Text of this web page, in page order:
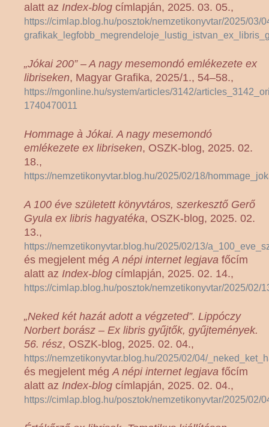
alatt az Index-blog címlapján, 2025. 03. 05.,
https://cimlap.blog.hu/posztok/nemzetikonyvtar/2025/03/
„Jókai 200” – A nagy mesemondó emlékezete ex
libriseken, Magyar Grafika, 2025/1., 54–58.,
https://mgonline.hu/system/articles/3142/
1740470011
Hommage à Jókai. A nagy mesemondó
emlékezete ex libriseken, OSZK-blog, 2025. 02.
18.,
https://nemzetikonyvtar.blog.hu/2025/02/18/
A 100 éve született könyvtáros, szerkesztő Gerő
Gyula ex libris hagyatéka, OSZK-blog, 2025. 02.
13.,
https://nemzetikonyvtar.blog.hu/2025/02/13/
és megjelent még A népi internet legjava főcím
alatt az Index-blog címlapján, 2025. 02. 14.,
https://cimlap.blog.hu/posztok/nemzetikonyvtar/2025/
„Neked két hazát adott a végzeted”. Lippóczy
Norbert borász – Ex libris gyűjtők, gyűjtemények.
56. rész, OSZK-blog, 2025. 02. 04.,
https://nemzetikonyvtar.blog.hu/2025/02/04/
és megjelent még A népi internet legjava főcím
alatt az Index-blog címlapján, 2025. 02. 04.,
https://cimlap.blog.hu/posztok/nemzetikonyvtar/2025/